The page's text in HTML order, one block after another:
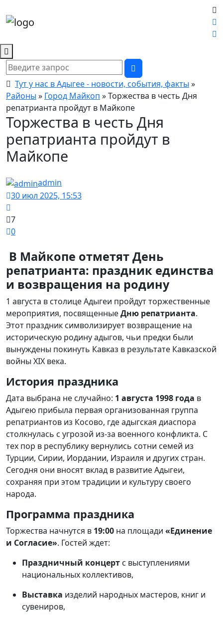
Тут у нас в Адыгее - новости, события, факты »
Районы » Город Майкоп » Торжества в честь Дня
репатрианта пройдут в Майкопе
Торжества в честь Дня
репатрианта пройдут в
Майкопе
admin
30 июл 2025, 15:53
7
0
В Майкопе отметят День
репатрианта: праздник единства
и возвращения на родину
1 августа в столице Адыгеи пройдут торжественные
мероприятия, посвященныеДню репатрианта.
Этот праздник символизирует возвращение на
историческую родину адыгов, чьи предки были
вынуждены покинуть Кавказ в результате Кавказской
войны XIX века.
История праздника
Дата выбрана не случайно: 1 августа 1998 года в
Адыгею прибыла первая организованная группа
репатриантов из Косово, где адыгская диаспора
столкнулась с угрозой из-за военного конфликта. С
тех пор в республику вернулись сотни семей из
Турции, Сирии, Иордании, Израиля и других стран.
Сегодня они вносят вклад в развитие Адыгеи,
сохраняя при этом традиции и культуру своего
народа.
Программа праздника
Торжества начнутся в 19:00 на площади «Единение
и Согласие». Гостей ждет:
Праздничный концерт с выступлениями
национальных коллективов,
Выставка изделий народных мастеров, книг и
сувениров,